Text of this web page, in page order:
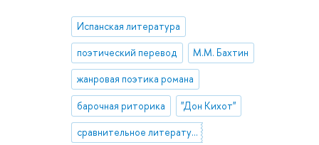
Испанская литература
поэтический перевод М.М. Бахтин
жанровая поэтика романа
барочная риторика "Дон Кихот"
сравнительное литературоведение